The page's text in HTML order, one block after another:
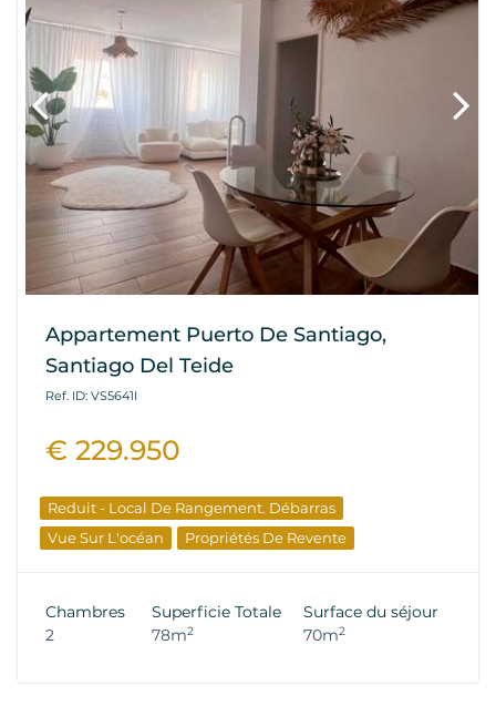
Appartement Puerto De Santiago,
Santiago Del Teide
Ref. ID: VS5641I
€ 229.950
Reduit - Local De Rangement. Débarras
Vue Sur L'océan
Propriétés De Revente
Chambres
2
Superficie Totale
78m2
Surface du séjour
70m2